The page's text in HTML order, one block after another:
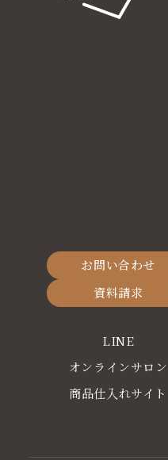
お問い合わせ
資料請求
LINE
オンラインサロン
商品仕入れサイト